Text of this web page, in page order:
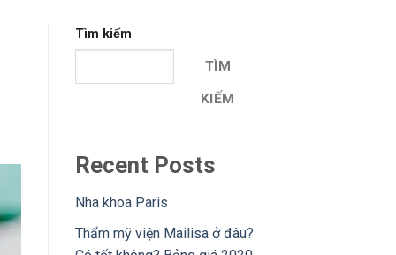
Tìm kiếm
TÌM
KIẾM
Recent Posts
Nha khoa Paris
Thẩm mỹ viện Mailisa ở đâu?